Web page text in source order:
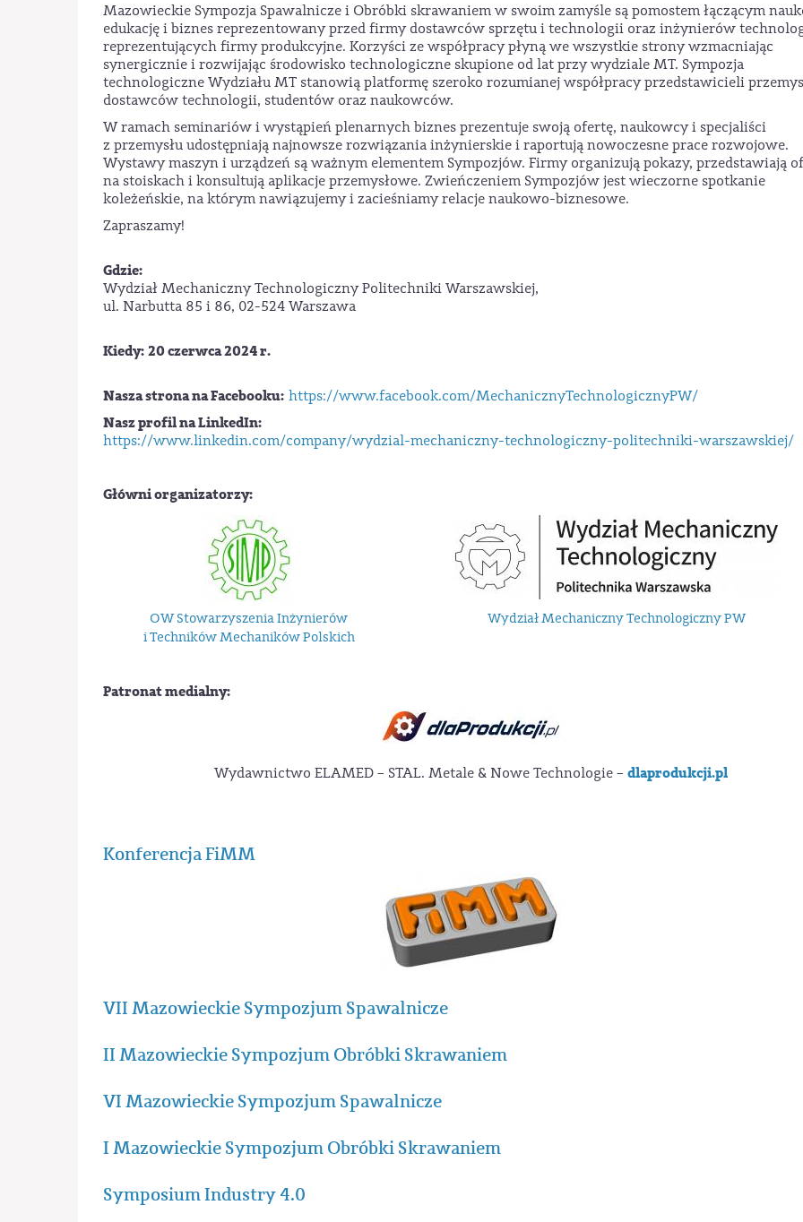
Mazowieckie Sympozja Spawalnicze i Obróbki skrawaniem w swoim zamyśle są pomostem łączącym
edukację i biznes reprezentowany przed firmy dostawców sprzętu i technologii oraz inżynierów
reprezentujących firmy produkcyjne. Korzyści ze współpracy płyną we wszystkie strony wzmacniając
synergicznie i rozwijając środowisko technologiczne skupione od lat przy wydziale MT. Sympozja
technologiczne Wydziału MT stanowią platformę szeroko rozumianej współpracy przedstawicieli
dostawców technologii, studentów oraz naukowców.
W ramach seminariów i wystąpień plenarnych biznes prezentuje swoją ofertę, naukowcy i specjaliści
z przemysłu udostępniają najnowsze rozwiązania inżynierskie i raportują nowoczesne prace rozwojowe.
Wystawy maszyn i urządzeń są ważnym elementem Sympozjów. Firmy organizują pokazy, przedstawiają
na stoiskach i konsultują aplikacje przemysłowe. Zwieńczeniem Sympozjów jest wieczorne spotkanie
koleżeńskie, na którym nawiązujemy i zacieśniamy relacje naukowo-biznesowe.
Zapraszamy!
Gdzie:
Wydział Mechaniczny Technologiczny Politechniki Warszawskiej,
ul. Narbutta 85 i 86, 02-524 Warszawa
Kiedy: 20 czerwca 2024 r.
Nasza strona na Facebooku: https://www.facebook.com/MechanicznyTechnologicznyPW/
Nasz profil na LinkedIn:
https://www.linkedin.com/company/wydzial-mechaniczny-technologiczny-politechniki-warszawskiej/
Główni organizatorzy:
OW Stowarzyszenia Inżynierów
i Techników Mechaników Polskich
Wydział Mechaniczny Technologiczny PW
Patronat medialny:
Wydawnictwo ELAMED – STAL. Metale & Nowe Technologie –dlaprodukcji.pl
Konferencja FiMM
VII Mazowieckie Sympozjum Spawalnicze
II Mazowieckie Sympozjum Obróbki Skrawaniem
VI Mazowieckie Sympozjum Spawalnicze
I Mazowieckie Sympozjum Obróbki Skrawaniem
Symposium Industry 4.0